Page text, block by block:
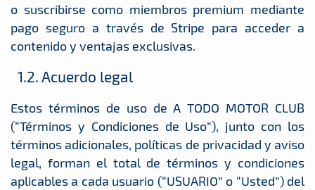
o suscribirse como miembros premium mediante
pago seguro a través de Stripe para acceder a
contenido y ventajas exclusivas.
1.2. Acuerdo legal
Estos términos de uso de A TODO MOTOR CLUB
(“Términos y Condiciones de Uso”), junto con los
términos adicionales, políticas de privacidad y aviso
legal, forman el total de términos y condiciones
aplicables a cada usuario (“USUARIO” o “Usted”) del